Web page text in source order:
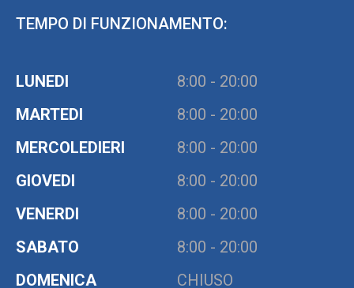
TEMPO DI FUNZIONAMENTO:
LUNEDI
8:00 - 20:00
MARTEDI
8:00 - 20:00
MERCOLEDIERI
8:00 - 20:00
GIOVEDI
8:00 - 20:00
VENERDI
8:00 - 20:00
SABATO
8:00 - 20:00
DOMENICA
CHIUSO